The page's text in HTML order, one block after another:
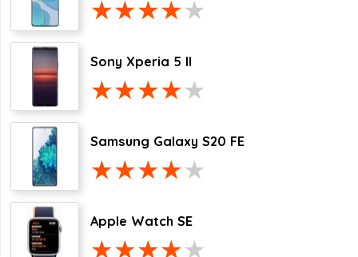
Sony Xperia 5 II
Samsung Galaxy S20 FE
Apple Watch SE